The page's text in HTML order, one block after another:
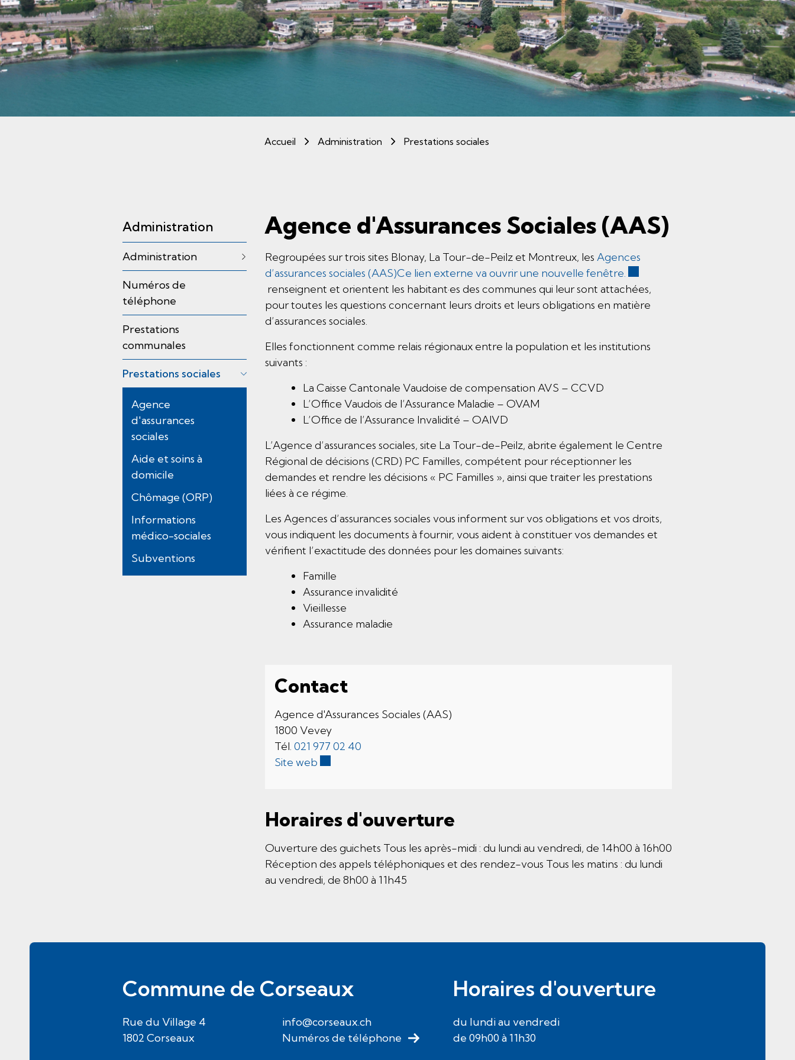
Accueil Administration Prestations sociales(sélectionné)
Sous-navigation
Administration
Administration
Numéros de
téléphone
Prestations
communales
Prestations sociales
Agence
d'assurances
sociales
Aide et soins à
domicile
Chômage (ORP)
Informations
médico-sociales
Subventions
Agence d'Assurances Sociales (AAS)
Regroupées sur trois sites Blonay, La Tour-de-Peilz et Montreux, les Agences
d’assurances sociales (AAS)Ce lien externe va ouvrir une nouvelle fenêtre.
renseignent et orientent les habitant·es des communes qui leur sont attachées,
pour toutes les questions concernant leurs droits et leurs obligations en matière
d’assurances sociales.
Elles fonctionnent comme relais régionaux entre la population et les institutions
suivants :
La Caisse Cantonale Vaudoise de compensation AVS – CCVD
L’Office Vaudois de l’Assurance Maladie – OVAM
L’Office de l’Assurance Invalidité – OAIVD
L’Agence d’assurances sociales, site La Tour-de-Peilz, abrite également le Centre
Régional de décisions (CRD) PC Familles, compétent pour réceptionner les
demandes et rendre les décisions « PC Familles », ainsi que traiter les prestations
liées à ce régime.
Les Agences d’assurances sociales vous informent sur vos obligations et vos droits,
vous indiquent les documents à fournir, vous aident à constituer vos demandes et
vérifient l’exactitude des données pour les domaines suivants:
Famille
Assurance invalidité
Vieillesse
Assurance maladie
Contact
Agence d'Assurances Sociales (AAS)
1800 Vevey
Tél. 021 977 02 40
Site web
Horaires d'ouverture
Ouverture des guichets Tous les après-midi : du lundi au vendredi, de 14h00 à 16h00
Réception des appels téléphoniques et des rendez-vous Tous les matins : du lundi
au vendredi, de 8h00 à 11h45
Pied de page
Commune de Corseaux
Rue du Village 4
1802 Corseaux
info@corseaux.ch
Numéros de téléphone
Horaires d'ouverture
du lundi au vendredi
de 09h00 à 11h30